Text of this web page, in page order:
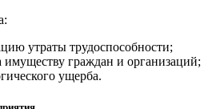
утраты трудоспособности;
граждан и организаций;
ущерба.